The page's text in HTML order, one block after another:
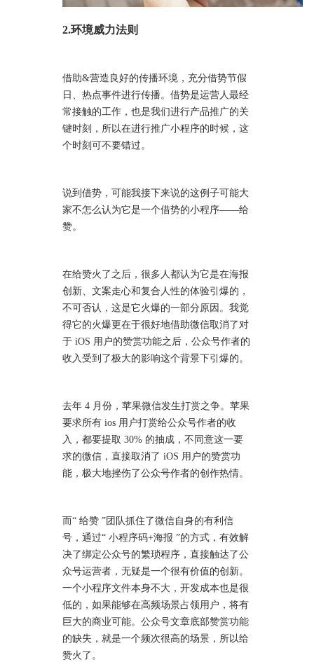
2.环境威力法则
借助&营造良好的传播环境，充分借势节假
日、热点事件进行传播。借势是运营人最经
常接触的工作，也是我们进行产品推广的关
键时刻，所以在进行推广小程序的时候，这
个时刻可不要错过。
说到借势，可能我接下来说的这例子可能大
家不怎么认为它是一个借势的小程序——给
赞。
在给赞火了之后，很多人都认为它是在海报
创新、文案走心和复合人性的体验引爆的，
不可否认，这是它火爆的一部分原因。我觉
得它的火爆更在于很好地借助微信取消了对
于 iOS 用户的赞赏功能之后，公众号作者的
收入受到了极大的影响这个背景下引爆的。
去年 4 月份，苹果微信发生打赏之争。苹果
要求所有 ios 用户打赏给公众号作者的收
入，都要提取 30% 的抽成，不同意这一要
求的微信，直接取消了 iOS 用户的赞赏功
能，极大地挫伤了公众号作者的创作热情。
而“ 给赞 ”团队抓住了微信自身的有利信
号，通过“ 小程序码+海报 ”的方式，有效解
决了绑定公众号的繁琐程序，直接触达了公
众号运营者，无疑是一个很有价值的创新。
一个小程序文件本身不大，开发成本也是很
低的，如果能够在高频场景占领用户，将有
巨大的商业可能。公众号文章底部赞赏功能
的缺失，就是一个频次很高的场景，所以给
赞火了。